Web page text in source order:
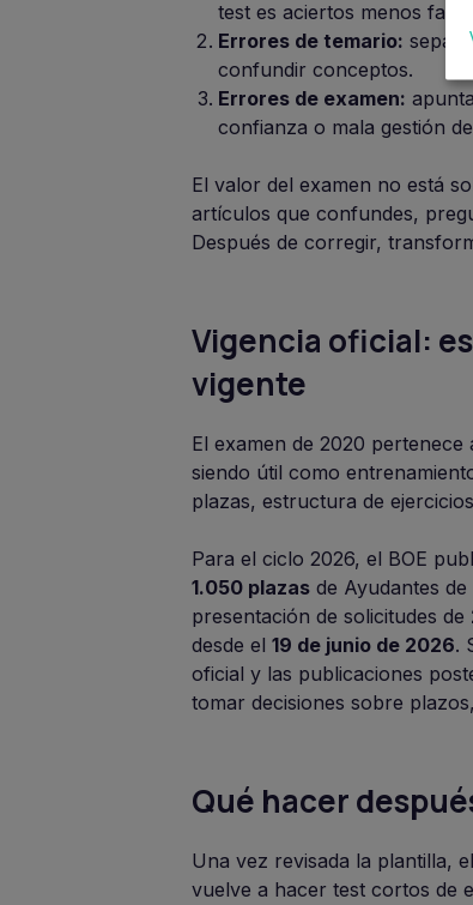
test es aciertos menos
Errores de temario:
confundir conceptos.
Errores de examen:
confianza o mala gestión
El valor del examen no está
artículos que confundes,
Después de corregir,
Vigencia oficial:
vigente
El examen de 2020
siendo útil como
plazas, estructura de
Para el ciclo 2026, el BOE
1.050 plazas de Ayudantes
presentación de solicitudes de
desde el 19 de junio de 2026.
oficial y las publicaciones
tomar decisiones sobre
Qué hacer
Una vez revisada la plantilla,
vuelve a hacer test cortos de